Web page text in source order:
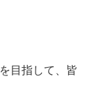
目指して、皆